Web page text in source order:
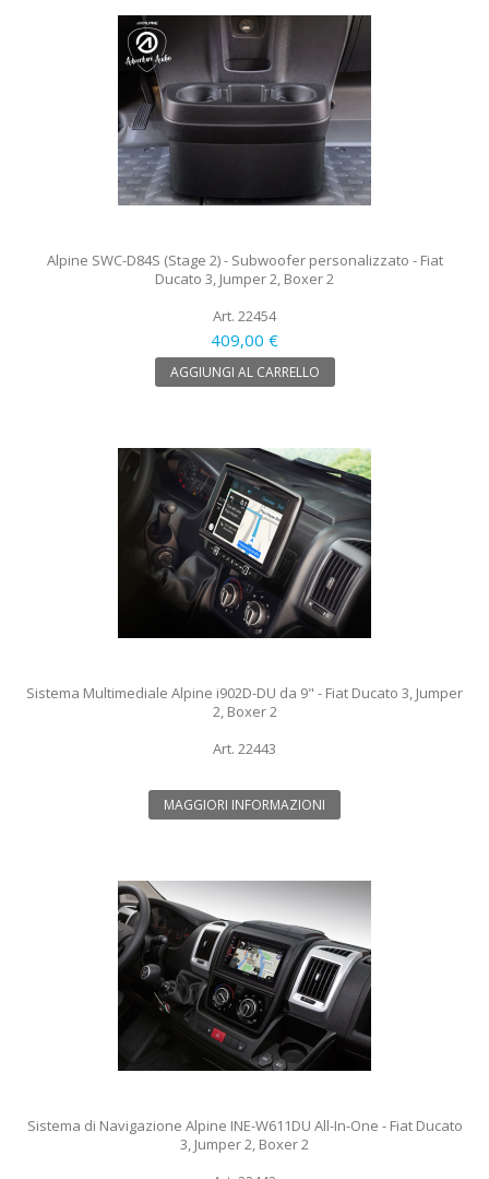
Alpine SWC-D84S (Stage 2) - Subwoofer personalizzato - Fiat
Ducato 3, Jumper 2, Boxer 2
Art. 22454
409,00 €
AGGIUNGI AL CARRELLO
Sistema Multimediale Alpine i902D-DU da 9" - Fiat Ducato 3, Jumper
2, Boxer 2
Art. 22443
MAGGIORI INFORMAZIONI
Sistema di Navigazione Alpine INE-W611DU All-In-One - Fiat Ducato
3, Jumper 2, Boxer 2